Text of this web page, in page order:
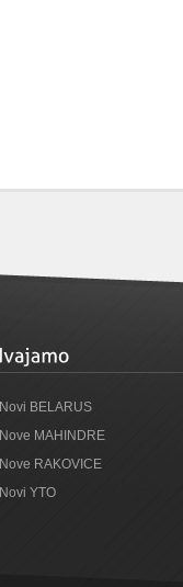
Novi BELARUS
Nove MAHINDRE
Nove RAKOVICE
Novi YTO